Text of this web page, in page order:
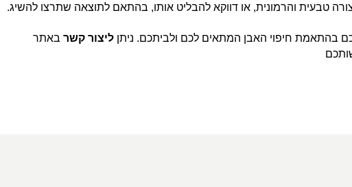
טבעית והרמונית, או דווקא להבליט אותו, בהתאם לתוצאה שתרצו להשיג.
בהתאמת חיפוי האבן המתאים לכם ולביתכם. ניתן ליצור קשר באתר